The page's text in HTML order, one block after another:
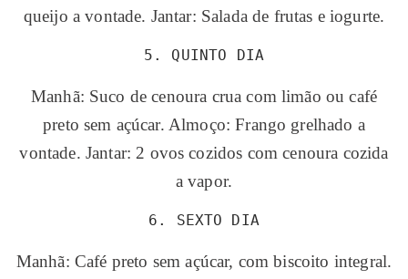
queijo a vontade. Jantar: Salada de frutas e iogurte.
5. QUINTO DIA
Manhã: Suco de cenoura crua com limão ou café
preto sem açúcar. Almoço: Frango grelhado a
vontade. Jantar: 2 ovos cozidos com cenoura cozida
a vapor.
6. SEXTO DIA
Manhã: Café preto sem açúcar, com biscoito integral.